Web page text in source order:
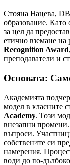
Стояна Нацева,
образование. Като
за цел да
етично вземане на
Recognition Award
преподаватели и
Основата:
Академията
модел в класните
Academy. Този
внезапни промени.
въпроси.
собствените си
намерения.
води до по-